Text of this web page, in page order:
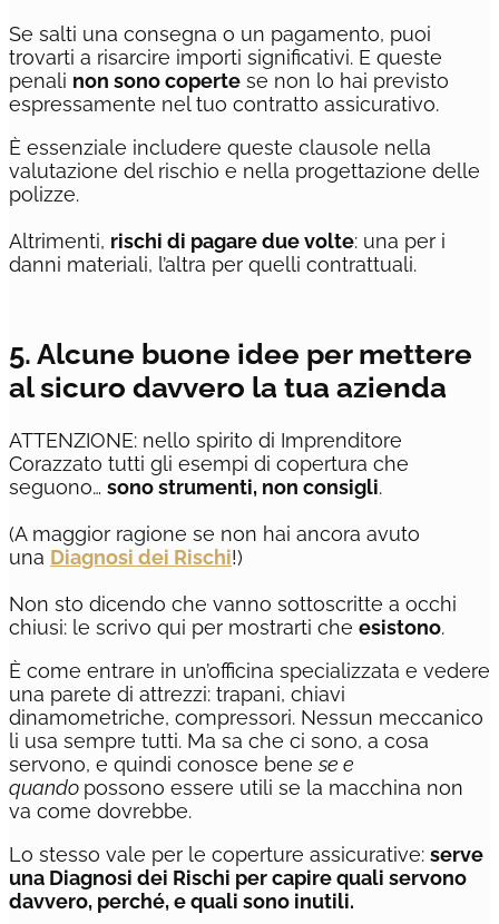
Se salti una consegna o un pagamento, puoi
trovarti a risarcire importi significativi. E queste
penali non sono coperte se non lo hai previsto
espressamente nel tuo contratto assicurativo.
È essenziale includere queste clausole nella
valutazione del rischio e nella progettazione delle
polizze.
Altrimenti, rischi di pagare due volte: una per i
danni materiali, l’altra per quelli contrattuali.
5. Alcune buone idee per mettere
al sicuro davvero la tua azienda
ATTENZIONE: nello spirito di Imprenditore
Corazzato tutti gli esempi di copertura che
seguono… sono strumenti, non consigli.
(A maggior ragione se non hai ancora avuto
una Diagnosi dei Rischi!)
Non sto dicendo che vanno sottoscritte a occhi
chiusi: le scrivo qui per mostrarti che esistono.
È come entrare in un’officina specializzata e vedere
una parete di attrezzi: trapani, chiavi
dinamometriche, compressori. Nessun meccanico
li usa sempre tutti. Ma sa che ci sono, a cosa
servono, e quindi conosce benese e
quando possono essere utili se la macchina non
va come dovrebbe.
Lo stesso vale per le coperture assicurative: serve
una Diagnosi dei Rischi per capire quali servono
davvero, perché, e quali sono inutili.